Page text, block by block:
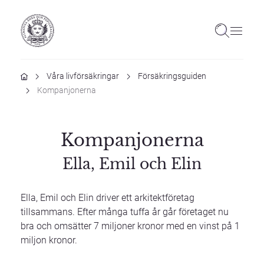
Hem Våra livförsäkringar
Försäkringsguiden
Kompanjonerna
Kompanjonerna
Ella, Emil och Elin
Ella, Emil och Elin driver ett arkitektföretag
tillsammans. Efter många tuffa år går företaget nu
bra och omsätter 7 miljoner kronor med en vinst på 1
miljon kronor.